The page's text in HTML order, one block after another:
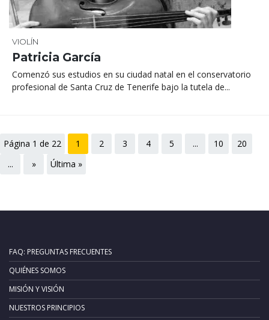
VIOLÍN
Patricia García
Comenzó sus estudios en su ciudad natal en el conservatorio
profesional de Santa Cruz de Tenerife bajo la tutela de...
Página 1 de 22 1 2 3 4 5 ... 10
20
...
» Última »
FAQ: PREGUNTAS FRECUENTES
QUIÉNES SOMOS
MISIÓN Y VISIÓN
NUESTROS PRINCIPIOS